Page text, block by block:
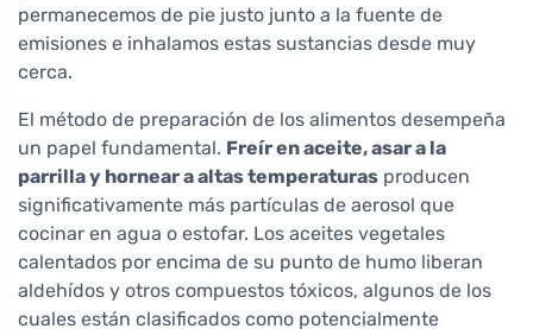
permanecemos de pie justo junto a la fuente de
emisiones e inhalamos estas sustancias desde muy
cerca.
El método de preparación de los alimentos desempeña
un papel fundamental. Freír en aceite, asar a la
parrilla y hornear a altas temperaturas producen
significativamente más partículas de aerosol que
cocinar en agua o estofar. Los aceites vegetales
calentados por encima de su punto de humo liberan
aldehídos y otros compuestos tóxicos, algunos de los
cuales están clasificados como potencialmente